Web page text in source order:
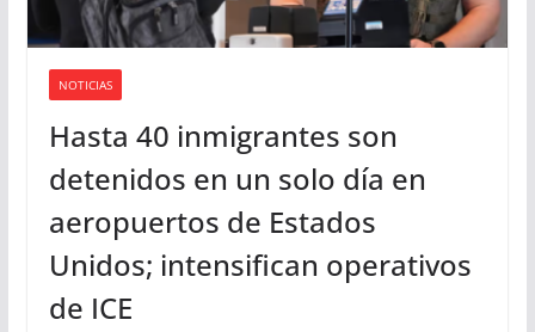
NOTICIAS
Hasta 40 inmigrantes son
detenidos en un solo día en
aeropuertos de Estados
Unidos; intensifican operativos
de ICE